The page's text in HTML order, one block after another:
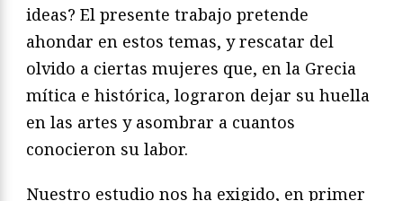
ideas? El presente trabajo pretende
ahondar en estos temas, y rescatar del
olvido a ciertas mujeres que, en la Grecia
mítica e histórica, lograron dejar su huella
en las artes y asombrar a cuantos
conocieron su labor.
Nuestro estudio nos ha exigido, en primer